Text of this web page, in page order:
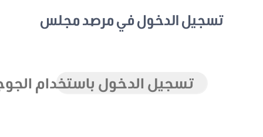
تسجيل الدخول في مرصد مجلس
تسجيل الدخول باستخدام الجوجل